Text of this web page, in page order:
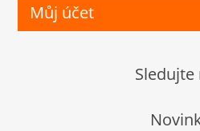
Můj účet
Sledujte